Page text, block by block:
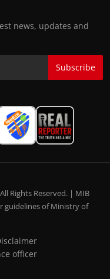
news, updates and
Subscribe
Rights Reserved. | MIB
guidelines of Ministry of
officer